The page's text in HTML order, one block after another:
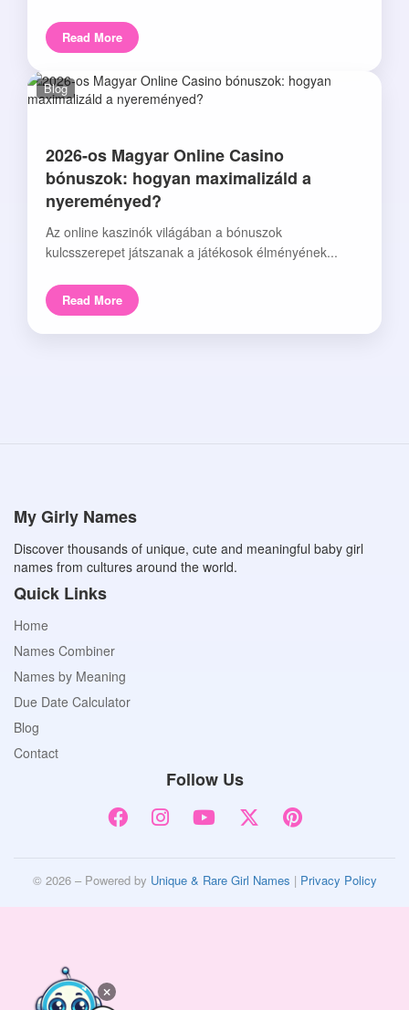
Read More
Blog
2026-os Magyar Online Casino
bónuszok: hogyan maximalizáld a
nyereményed?
Az online kaszinók világában a bónuszok
kulcsszerepet játszanak a játékosok élményének...
Read More
My Girly Names
Discover thousands of unique, cute and meaningful baby girl
names from cultures around the world.
Quick Links
Home
Names Combiner
Names by Meaning
Due Date Calculator
Blog
Contact
Follow Us
© 2026 – Powered by Unique & Rare Girl Names | Privacy Policy